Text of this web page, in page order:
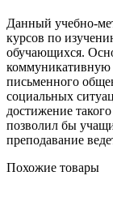
Данный учебно-
курсов по
обучающихся.
коммуникативную
письменного
социальных
достижение
позволил бы
преподавание
Похожие товары